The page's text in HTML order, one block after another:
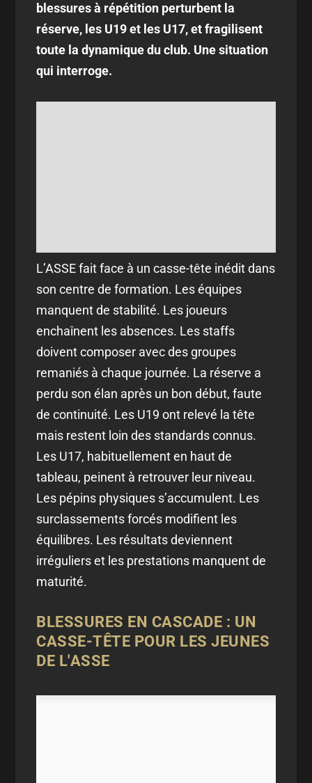
blessures à répétition perturbent la
réserve, les U19 et les U17, et fragilisent
toute la dynamique du club. Une situation
qui interroge.
L’ASSE fait face à un casse-tête inédit dans
son centre de formation. Les équipes
manquent de stabilité. Les joueurs
enchaînent les absences. Les staffs
doivent composer avec des groupes
remaniés à chaque journée. La réserve a
perdu son élan après un bon début, faute
de continuité. Les U19 ont relevé la tête
mais restent loin des standards connus.
Les U17, habituellement en haut de
tableau, peinent à retrouver leur niveau.
Les pépins physiques s’accumulent. Les
surclassements forcés modifient les
équilibres. Les résultats deviennent
irréguliers et les prestations manquent de
maturité.
BLESSURES EN CASCADE : UN
CASSE-TÊTE POUR LES JEUNES
DE L'ASSE